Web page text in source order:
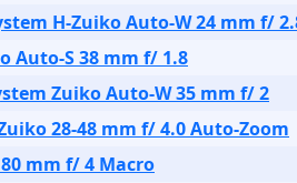
H-Zuiko Auto-W 24 mm f/
Auto-S 38 mm f/ 1.8
Zuiko Auto-W 35 mm f/ 2
28-48 mm f/ 4.0 Auto-Zoom
mm f/ 4 Macro